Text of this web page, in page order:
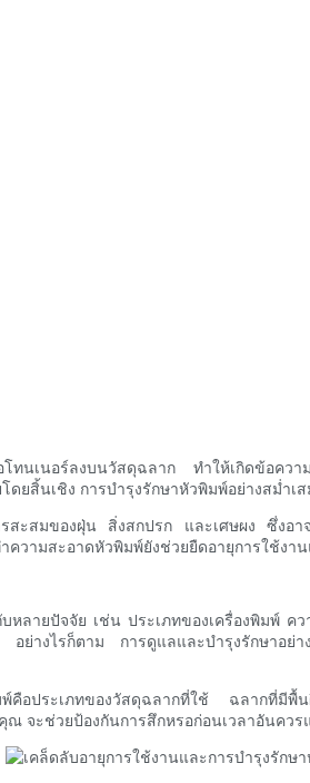
โทนเนอร์ลงบนวัสดุฉลาก ทำให้เกิดข้อ
ยสิ้นเชิง การบำรุงรักษาหัวพิมพ์อย่างสม่
สะสมของฝุ่น สิ่งสกปรก และเศษผง ซึ่งอ
ความสะอาดหัวพิมพ์ยังช่วยยืดอายุการใช้ง
หลายปัจจัย เช่น ประเภทของเครื่องพิมพ์
ย่างไรก็ตาม การดูแลและบำรุงรักษาอย่
พ์คือประเภทของวัสดุฉลากที่ใช้ ฉลากที่
จะช่วยป้องกันการสึกหรอก่อนเวลาอันคว